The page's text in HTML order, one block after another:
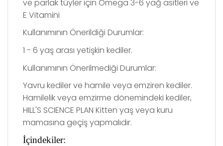
ve parlak tüyler için Omega 3-6 yağ asitleri ve
E Vitamini
Kullanımının Önerildiği Durumlar:
1 - 6 yaş arası yetişkin kediler.
Kullanımının Önerilmediği Durumlar:
Yavru kediler ve hamile veya emziren kediler.
Hamilelik veya emzirme dönemindeki kediler,
HILL'S SCIENCE PLAN Kitten yaş veya kuru
mamasına geçiş yapmalıdır.
İçindekiler: